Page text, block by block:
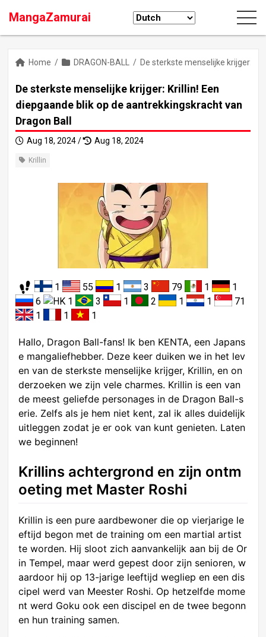
MangaZamurai
Home / DRAGON-BALL / De sterkste menselijke krijger:
De sterkste menselijke krijger: Krillin! Een
diepgaande blik op de aantrekkingskracht van
Dragon Ball
Aug 18, 2024 / Aug 18, 2024
Krillin
1 55 1 3 79 1
1
6
1 3 1 2 1 1
71
1
1 1
Hallo, Dragon Ball-fans! Ik ben KENTA, een Japans
e mangaliefhebber. Deze keer duiken we in het lev
en van de sterkste menselijke krijger, Krillin, en on
derzoeken we zijn vele charmes. Krillin is een van
de meest geliefde personages in de Dragon Ball-s
erie. Zelfs als je hem niet kent, zal ik alles duidelijk
uitleggen zodat je er ook van kunt genieten. Laten
we beginnen!
Krillins achtergrond en zijn ontm
oeting met Master Roshi
Krillin is een pure aardbewoner die op vierjarige le
eftijd begon met de training om een martial artist
te worden. Hij sloot zich aanvankelijk aan bij de Or
in Tempel, maar werd gepest door zijn senioren, w
aardoor hij op 13-jarige leeftijd wegliep en een dis
cipel werd van Meester Roshi. Op hetzelfde mome
nt werd Goku ook een discipel en de twee begonn
en hun training samen.